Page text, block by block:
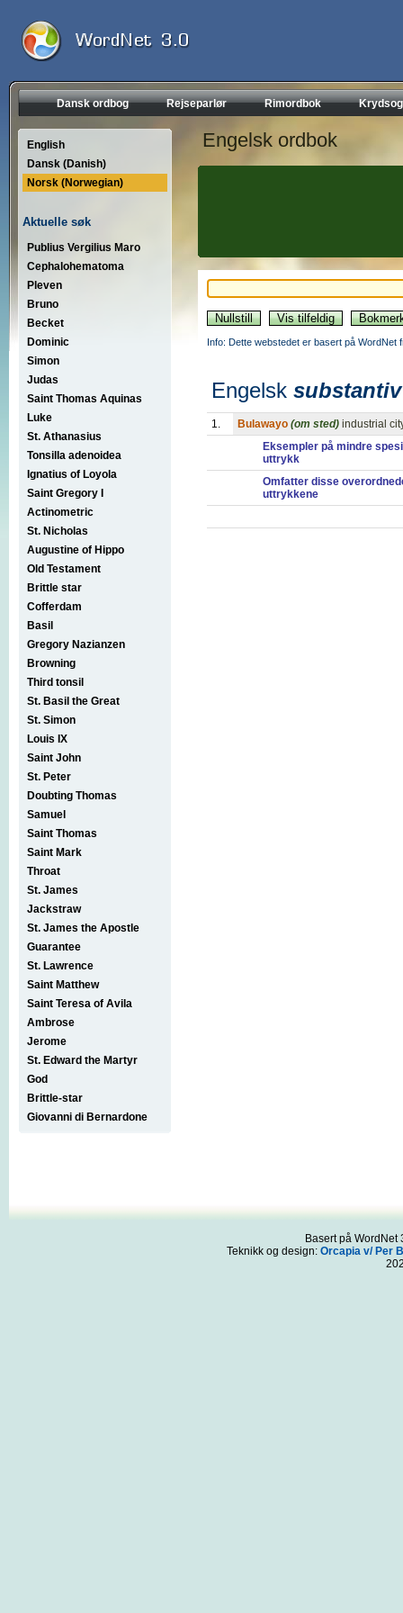
Dansk ordbog Rejseparlør Rimordbok
English
Dansk (Danish)
Norsk (Norwegian)
Aktuelle søk
Publius Vergilius Maro
Cephalohematoma
Pleven
Bruno
Becket
Dominic
Simon
Judas
Saint Thomas Aquinas
Luke
St. Athanasius
Tonsilla adenoidea
Ignatius of Loyola
Saint Gregory I
Actinometric
St. Nicholas
Augustine of Hippo
Old Testament
Brittle star
Cofferdam
Basil
Gregory Nazianzen
Browning
Third tonsil
St. Basil the Great
St. Simon
Louis IX
Saint John
St. Peter
Doubting Thomas
Samuel
Saint Thomas
Saint Mark
Throat
St. James
Jackstraw
St. James the Apostle
Guarantee
St. Lawrence
Saint Matthew
Saint Teresa of Avila
Ambrose
Jerome
St. Edward the Martyr
God
Brittle-star
Giovanni di Bernardone
Engelsk ordbok
Info: Dette webstedet er basert på WordNet
Engelsk substantiv
1. Bulawayo (om sted) industrial
Eksempler på mindre
uttrykk
Omfatter disse
uttrykkene
Basert på WordNet
Teknikk og design: Orcapia v/ Per